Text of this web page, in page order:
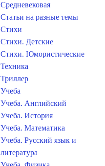
Средневековая
Статьи на разные темы
Стихи
Стихи. Детские
Стихи. Юмористические
Техника
Триллер
Учеба
Учеба. Английский
Учеба. История
Учеба. Математика
Учеба. Русский язык и
литература